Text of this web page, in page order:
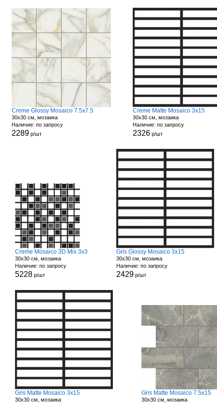
Creme Glossy Mosaico 7.5x7.5
30x30 см, мозаика
Наличие: по запросу
2289 р/шт
Creme Matte Mosaico 3x15
30x30 см, мозаика
Наличие: по запросу
2326 р/шт
Creme Mosaico 3D Mix 3x3
30x30 см, мозаика
Наличие: по запросу
5228р/шт
Gris Glossy Mosaico 3x15
30x30 см, мозаика
Наличие: по запросу
2429р/шт
Gris Matte Mosaico 3x15
30x30 см, мозаика
Gris Matte Mosaico 7.5x15
30x30 см, мозаика